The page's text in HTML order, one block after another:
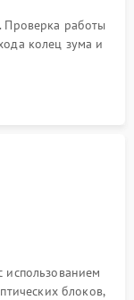
Проверка работы
колец зума и
царапин,
байонета.
использованием
блоков,